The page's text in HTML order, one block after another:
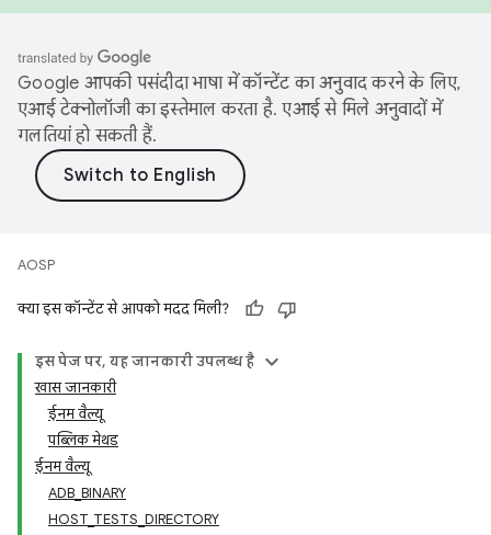
Google आपकी पसंदीदा भाषा में कॉन्टेंट का अनुवाद करने के लिए,
एआई टेक्नोलॉजी का इस्तेमाल करता है. एआई से मिले अनुवादों में
गलतियां हो सकती हैं.
AOSP
क्या इस कॉन्टेंट से आपको मदद मिली?
इस पेज पर, यह जानकारी उपलब्ध है
खास जानकारी
ईनम वैल्यू
पब्लिक मेथड
ईनम वैल्यू
ADB_BINARY
HOST_TESTS_DIRECTORY